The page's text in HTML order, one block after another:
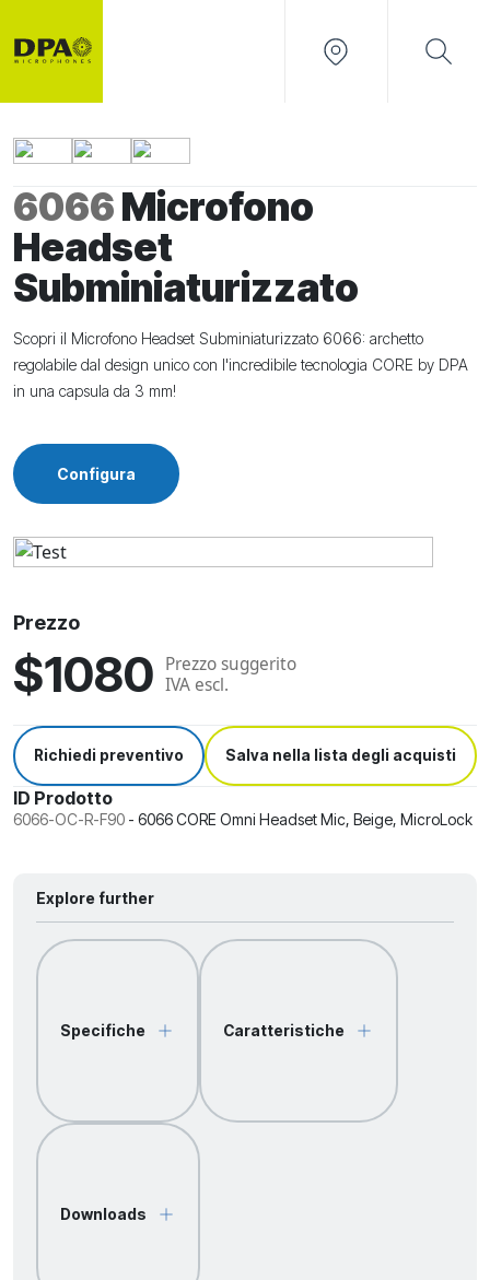
6066Microfono
Headset
Subminiaturizzato
Scopri il Microfono Headset Subminiaturizzato 6066: archetto
regolabile dal design unico con l'incredibile tecnologia CORE by DPA
in una capsula da 3 mm!
Configura
Prezzo
$1080 Prezzo suggerito
IVA escl.
Richiedi preventivo Salva nella lista degli acquisti
ID Prodotto
6066-OC-R-F90 - 6066 CORE Omni Headset Mic, Beige, MicroLock
Explore further
Specifiche Caratteristiche
Downloads